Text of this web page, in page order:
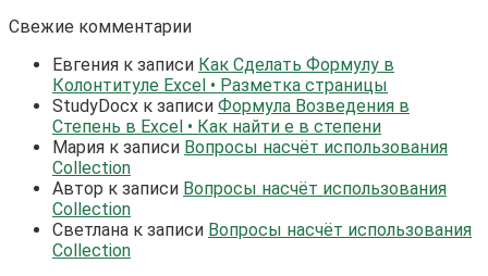
Свежие комментарии
Евгения к записи Как Сделать Формулу в
Колонтитуле Excel • Разметка страницы
StudyDocx к записи Формула Возведения в
Степень в Excel • Как найти е в степени
Мария к записи Вопросы насчёт использования
Collection
Автор к записи Вопросы насчёт использования
Collection
Светлана к записи Вопросы насчёт использования
Collection